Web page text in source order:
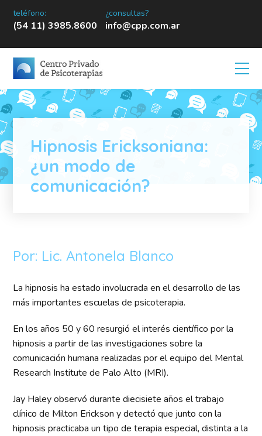
teléfono:
(54 11) 3985.8600
¿consultas?
info@cpp.com.ar
Hipnosis Ericksoniana:
¿un modo de
comunicación?
Por: Lic. Antonela Blanco
La hipnosis ha estado involucrada en el desarrollo de las
más importantes escuelas de psicoterapia.
En los años 50 y 60 resurgió el interés científico por la
hipnosis a partir de las investigaciones sobre la
comunicación humana realizadas por el equipo del Mental
Research Institute de Palo Alto (MRI).
Jay Haley observó durante diecisiete años el trabajo
clínico de Milton Erickson y detectó que junto con la
hipnosis practicaba un tipo de terapia especial, distinta a la